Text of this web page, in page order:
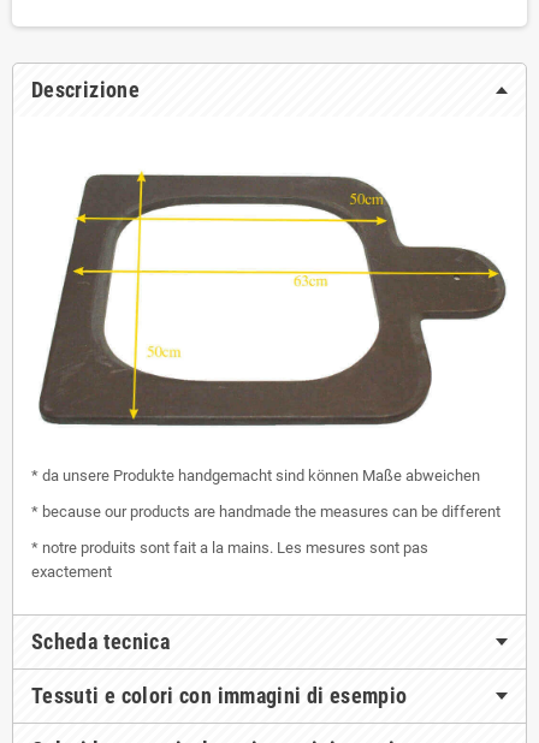
Descrizione
* da unsere Produkte handgemacht sind können Maße abweichen
* because our products are handmade the measures can be different
* notre produits sont fait a la mains. Les mesures sont pas
exactement
Scheda tecnica
Tessuti e colori con immagini di esempio